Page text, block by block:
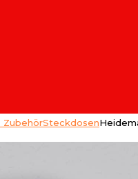
ZubehörSteckdosen